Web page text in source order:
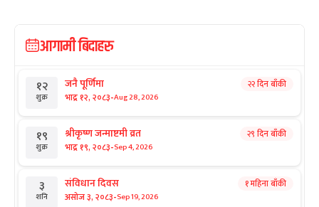
आगामी बिदाहरु
१२
शुक्र
जनै पूर्णिमा
भाद्र १२, २०८३-Aug 28, 2026
२२ दिन बाँकी
१९
शुक्र
श्रीकृष्ण जन्माष्टमी व्रत
भाद्र १९, २०८३-Sep 4, 2026
२९ दिन बाँकी
३
शनि
संविधान दिवस
असोज ३, २०८३-Sep 19, 2026
१ महिना बाँकी